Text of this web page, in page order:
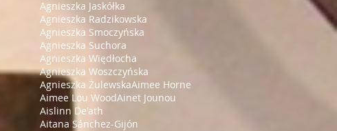
Agnieszka Jaskółka
Agnieszka Radzikowska
Agnieszka Smoczyńska
Agnieszka Suchora
Agnieszka Więdłocha
Agnieszka Woszczyńska
Agnieszka ŻulewskaAimee Horne
Aimee Lou WoodAinet Jounou
Aislinn De'ath
Aitana Sánchez-Gijón